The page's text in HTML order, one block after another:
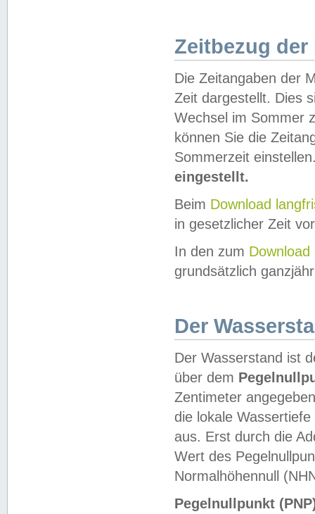
Zeitbezug der
Die Zeitangaben der
Zeit dargestellt. Dies
Wechsel im Sommer
können Sie die
Sommerzeit
eingestellt.
Beim Download
in gesetzlicher Zeit
In den zum Download
grundsätzlich
Der
Der Wasserstand ist
über dem
Zentimeter
die lokale
aus. Erst durch die
Wert des
Normalhöhennull
Pegelnullpunkt